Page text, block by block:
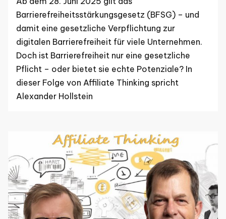
Barrierefreiheitsstärkungsgesetz (BFSG) – und
damit eine gesetzliche Verpflichtung zur
digitalen Barrierefreiheit für viele Unternehmen.
Doch ist Barrierefreiheit nur eine gesetzliche
Pflicht – oder bietet sie echte Potenziale? In
dieser Folge von Affiliate Thinking spricht
Alexander Hollstein